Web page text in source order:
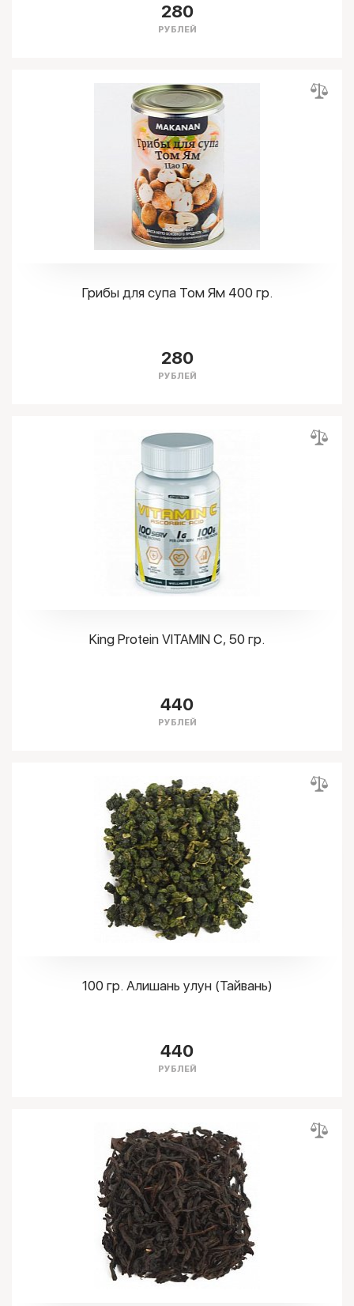
280
РУБЛЕЙ
Грибы для супа Том Ям 400 гр.
280
РУБЛЕЙ
King Protein VITAMIN C, 50 гр.
440
РУБЛЕЙ
100 гр. Алишань улун (Тайвань)
440
РУБЛЕЙ